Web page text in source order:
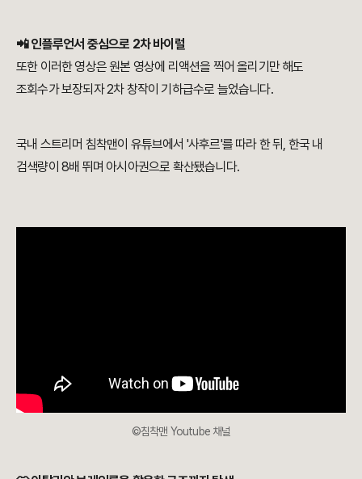
📲 인플루언서 중심으로 2차 바이럴
또한 이러한 영상은 원본 영상에 리액션을 찍어 올리기만 해도
조회수가 보장되자 2차 창작이 기하급수로 늘었습니다.
국내 스트리머 침착맨이 유튜브에서 '사후르'를 따라 한 뒤, 한국 내
검색량이 8배 뛰며 아시아권으로 확산됐습니다.
©침착맨 Youtube 채널